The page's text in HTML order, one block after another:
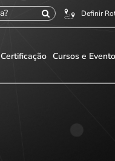
Definir
Certificação Cursos e